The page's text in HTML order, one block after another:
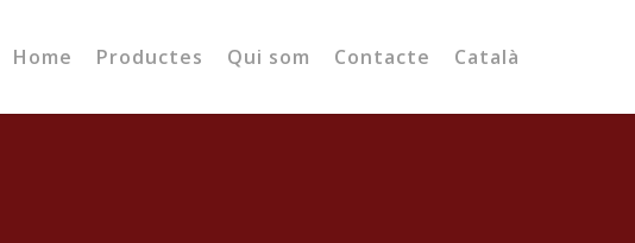
Home Productes Qui som Contacte Català